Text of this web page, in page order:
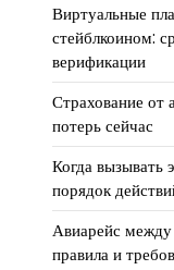
Виртуальные
стейблкоином:
верификации
Страхование от
потерь сейчас
Когда вызывать
порядок
Авиарейс
правила и